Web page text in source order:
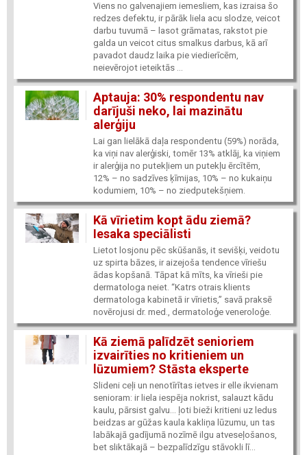
Viens no galvenajiem iemesliem, kas izraisa šo
redzes defektu, ir pārāk liela acu slodze, veicot
darbu tuvumā – lasot grāmatas, rakstot pie
galda un veicot citus smalkus darbus, kā arī
pavadot daudz laika pie viedierīcēm,
neievērojot ieteiktās ...
Aptauja: 30% respondentu nav
darījuši neko, lai mazinātu
alerģiju
Lai gan lielākā daļa respondentu (59%) norāda,
ka viņi nav alerģiski, tomēr 13% atklāj, ka viņiem
ir alerģija no putekļiem un putekļu ērcītēm,
12% – no sadzīves ķīmijas, 10% – no kukaiņu
kodumiem, 10% – no ziedputekšņiem.
Kā vīrietim kopt ādu ziemā?
Iesaka speciālisti
Lietot losjonu pēc skūšanās, it sevišķi, veidotu
uz spirta bāzes, ir aizejoša tendence vīriešu
ādas kopšanā. Tāpat kā mīts, ka vīrieši pie
dermatologa neiet. “Katrs otrais klients
dermatologa kabinetā ir vīrietis,” savā praksē
novērojusi dr. med., dermatoloģe veneroloģe.
Kā ziemā palīdzēt senioriem
izvairīties no kritieniem un
lūzumiem? Stāsta eksperte
Slideni ceļi un nenotīrītas ietves ir elle ikvienam
senioram: ir liela iespēja nokrist, salauzt kādu
kaulu, pārsist galvu… ļoti bieži kritieni uz ledus
beidzas ar gūžas kaula kakliņa lūzumu, un tas
labākajā gadījumā nozīmē ilgu atveseļošanos,
bet sliktākajā – bezpalīdzīgu stāvokli lī...